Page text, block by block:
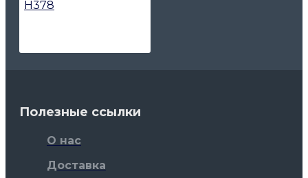
Полезные ссылки
О нас
Доставка